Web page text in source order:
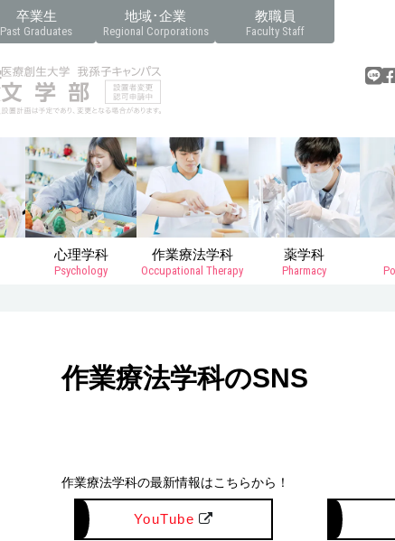
卒業生
Past Graduates
地域･企業
Regional Corporations
教職員
Faculty Staff
心理学科
Psychology
作業療法学科
Occupational Therapy
薬学科
Pharmacy
作業療法学科のSNS
作業療法学科の最新情報はこちらから！
YouTube